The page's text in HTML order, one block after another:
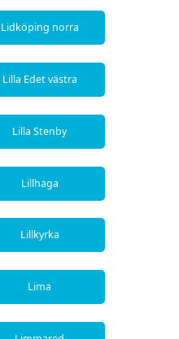
Lidköping norra
Lilla Edet västra
Lilla Stenby
Lillhaga
Lillkyrka
Lima